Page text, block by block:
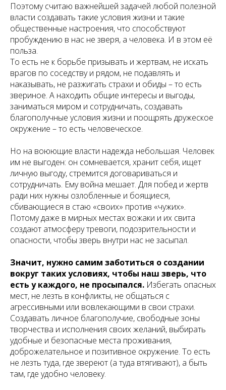
Поэтому считаю важнейшей задачей любой полезной
власти создавать такие условия жизни и такие
общественные настроения, что способствуют
пробуждению в нас не зверя, а человека. И в этом её
польза.
То есть не к борьбе призывать и жертвам, не искать
врагов по соседству и рядом, не подавлять и
наказывать, не разжигать страхи и обиды – то есть
звериное. А находить общие интересы и выгоды,
заниматься миром и сотрудничать, создавать
благополучные условия жизни и поощрять дружеское
окружение – то есть человеческое.
Но на воюющие власти надежда небольшая. Человек
им не выгоден: он сомневается, хранит себя, ищет
личную выгоду, стремится договариваться и
сотрудничать. Ему война мешает. Для побед и жертв
ради них нужны озлобленные и боящиеся,
сбивающиеся в стаю «своих» против «чужих».
Потому даже в мирных местах вожаки и их свита
создают атмосферу тревоги, подозрительности и
опасности, чтобы зверь внутри нас не засыпал.
Значит, нужно самим заботиться о создании
вокруг таких условиях, чтобы наш зверь, что
есть у каждого, не просыпался. Избегать опасных
мест, не лезть в конфликты, не общаться с
агрессивными или вовлекающими в свои страхи.
Создавать личное благополучие, свободные зоны
творчества и исполнения своих желаний, выбирать
удобные и безопасные места проживания,
доброжелательное и позитивное окружение. То есть
не лезть туда, где звереют (а туда втягивают), а быть
там, где удобно человеку.